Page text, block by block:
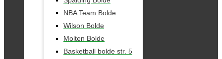
NBA Team Bolde
Wilson Bolde
Molten Bolde
Basketball bolde str. 5